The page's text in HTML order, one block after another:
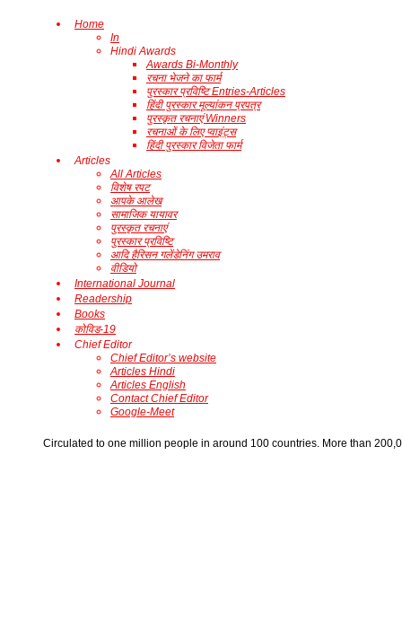
Home
In
Hindi Awards
Awards Bi-Monthly
रचना भेजने का फार्म
पुरस्कार प्रविष्टि Entries-Articles
हिंदी पुरस्कार मूल्यांकन प्रपत्र
पुरस्कृत रचनाएं Winners
रचनाओं के लिए प्वाइंट्स
हिंदी पुरस्कार विजेता फार्म
Articles
All Articles
विशेष रपट
आपके आलेख
सामाजिक यायावर
पुरस्कृत रचनाएं
पुरस्कार प्रविष्टि
आदि हैरिसन गलेंडेनिंग उमराव
वीडियो
International Journal
Readership
Books
कोविड-19
Chief Editor
Chief Editor’s website
Articles Hindi
Articles English
Contact Chief Editor
Google-Meet
​Circulated to one million people in around 100 countries. More than